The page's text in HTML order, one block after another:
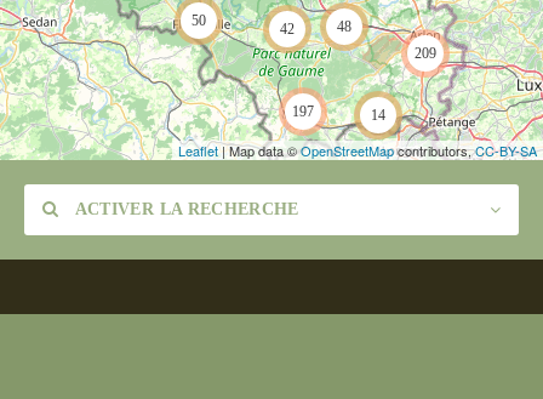
50 42
197 14
48
209
Leaflet| Map data ©OpenStreetMapcontributors,CC-BY-SA
ACTIVER LA RECHERCHE